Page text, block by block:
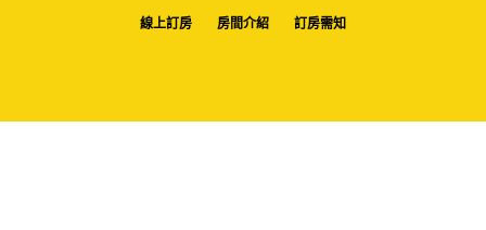
線上訂房 房間介紹 訂房需知